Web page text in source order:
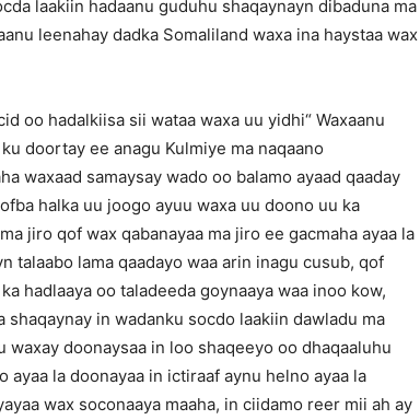
laakiin hadaanu guduhu shaqaynayn dibaduna ma
leenahay dadka Somaliland waxa ina haystaa wax
oo hadalkiisa sii wataa waxa uu yidhi“ Waxaanu
doortay ee anagu Kulmiye ma naqaano
waxaad samaysay wado oo balamo ayaad qaaday
halka uu joogo ayuu waxa uu doono uu ka
jiro qof wax qabanayaa ma jiro ee gacmaha ayaa la
talaabo lama qaadayo waa arin inagu cusub, qof
hadlaaya oo taladeeda goynaaya waa inoo kow,
in wadanku socdo laakiin dawladu ma
waxay doonaysaa in loo shaqeeyo oo dhaqaaluhu
la doonayaa in ictiraaf aynu helno ayaa la
wax soconaaya maaha, in ciidamo reer mii ah ay